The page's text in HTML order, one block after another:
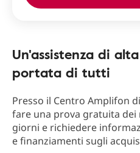
Un'assistenza di
portata di tutti
Presso il Centro Amplifon
fare una prova gratuita
giorni e richiedere
e finanziamenti sugli